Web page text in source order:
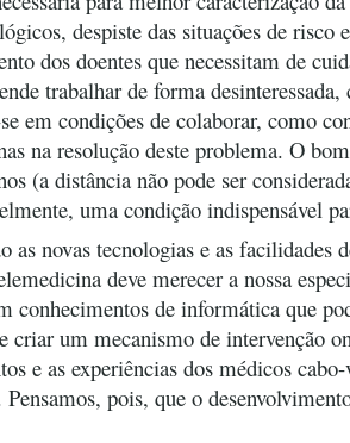
despiste das situações de risco
dos doentes que necessitam de
trabalhar de forma
em condições de colaborar, como
na resolução deste problema. O
(a distância não pode ser
uma condição indispensável
as novas tecnologias e as facilidades
deve merecer a nossa
conhecimentos de informática que
criar um mecanismo de intervenção
e as experiências dos médicos
pois, que o